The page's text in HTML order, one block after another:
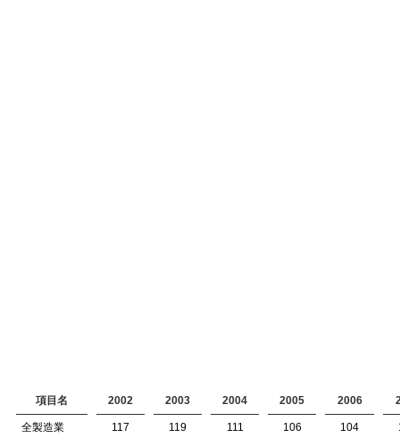
項目名 2002 2003 2004 2005 2006
全製造業 117 119 111 106 104